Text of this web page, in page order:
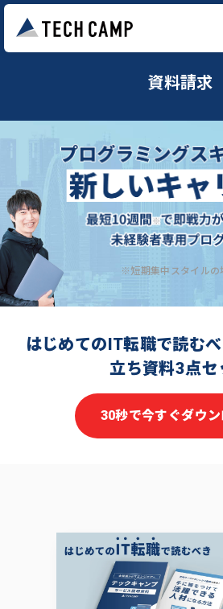
資料請求
※短期集中スタイルの
はじめてのIT転職で読む
立ち資料3点セ
30秒で今すぐダウ